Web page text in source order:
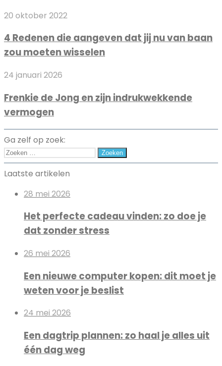
over
en
haarkwaliteit
4
die
aangeven
jij
van
baan
zou
moeten
wisselen
20 oktober 2022
4 Redenen die aangeven dat jij nu van baan
zou moeten wisselen
Frenkie
Jong
en
indrukwekkende
vermogen
24 januari 2026
Frenkie de Jong en zijn indrukwekkende
vermogen
Ga zelf op zoek:
Zoeken
naar:
Laatste artikelen
28 mei 2026
Het perfecte cadeau vinden: zo doe je
dat zonder stress
26 mei 2026
Een nieuwe computer kopen: dit moet je
weten voor je beslist
24 mei 2026
Een dagtrip plannen: zo haal je alles uit
één dag weg